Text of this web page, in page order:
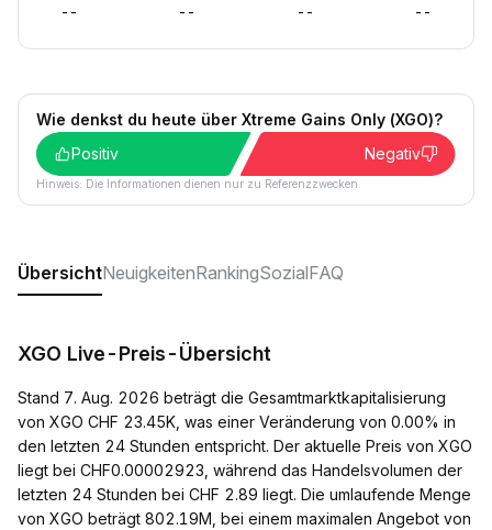
-- -- -- --
Wie denkst du heute über Xtreme Gains Only (XGO)?
Positiv
Negativ
Hinweis: Die Informationen dienen nur zu Referenzzwecken.
ÜbersichtNeuigkeitenRankingSozialFAQ
XGO Live-Preis-Übersicht
Stand 7. Aug. 2026 beträgt die Gesamtmarktkapitalisierung
von XGO CHF 23.45K, was einer Veränderung von 0.00% in
den letzten 24 Stunden entspricht. Der aktuelle Preis von XGO
liegt bei CHF0.00002923, während das Handelsvolumen der
letzten 24 Stunden bei CHF 2.89 liegt. Die umlaufende Menge
von XGO beträgt 802.19M, bei einem maximalen Angebot von